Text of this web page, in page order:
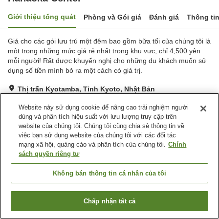
Giới thiệu tổng quát Phòng và Gói giá Đánh giá Thông
Giá cho các gói lưu trú một đêm bao gồm bữa tối của chúng tôi là
một trong những mức giá rẻ nhất trong khu vực, chỉ 4,500 yên
mỗi người! Rất được khuyến nghị cho những du khách muốn sử
dụng số tiền mình bỏ ra một cách có giá trị.
Thị trấn Kyotamba, Tỉnh Kyoto, Nhật Bản
Đánh giá:40lượt
Tiện nghi chỗ nghỉ
Bãi đỗ xe
Trang chủ Nhật Bản Tỉnh Kyoto
Thị trấn Kyotamba
Tìm phòng trống
Website này sử dụng cookie để nâng cao trải nghiệm người
dùng và phân tích hiệu suất với lưu lượng truy cập trên
website của chúng tôi. Chúng tôi cũng chia sẻ thông tin về
việc bạn sử dụng website của chúng tôi với các đối tác
mạng xã hội, quảng cáo và phân tích của chúng tôi. Chính
sách quyền riêng tư
Không bán thông tin cá nhân của tôi
Chấp nhận tất cả